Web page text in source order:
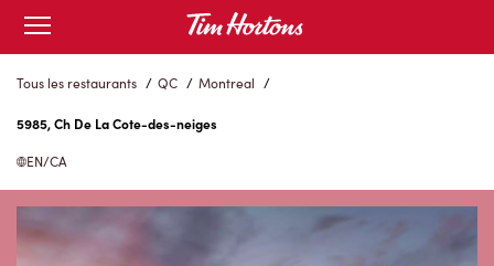
Skip
Content
Open
mobile
menu
Tous les restaurants / QC / Montreal /
5985, Ch De La Cote-des-neiges
EN/CA